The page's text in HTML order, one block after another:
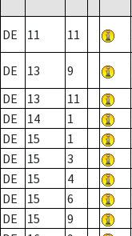
DE 11 11
DE 13 9
DE
13 11
DE
14 1
DE
15 1
DE
15 3
DE
15 4
DE
15 6
DE
15 9